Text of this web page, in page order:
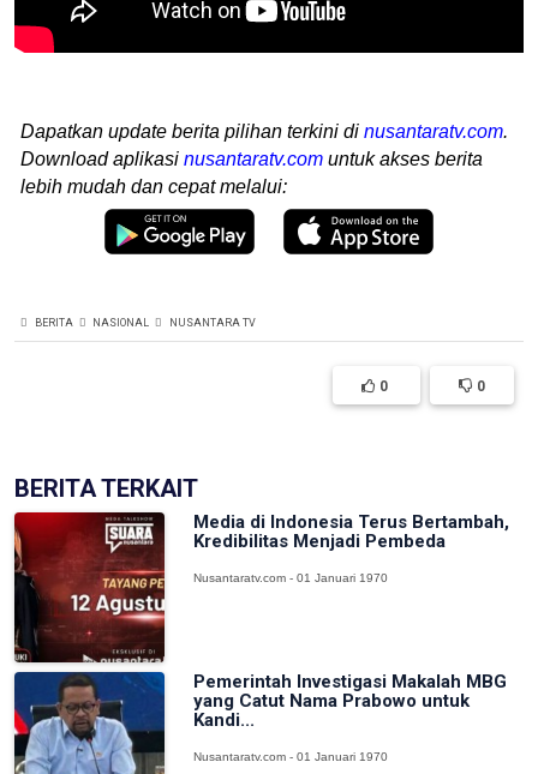
Dapatkan update berita pilihan terkini di nusantaratv.com.
Download aplikasi nusantaratv.com untuk akses berita
lebih mudah dan cepat melalui:
BERITA NASIONAL NUSANTARA TV
0 0
BERITA TERKAIT
Media di Indonesia Terus Bertambah,
Kredibilitas Menjadi Pembeda
Nusantaratv.com - 01 Januari 1970
Pemerintah Investigasi Makalah MBG
yang Catut Nama Prabowo untuk
Kandi...
Nusantaratv.com - 01 Januari 1970